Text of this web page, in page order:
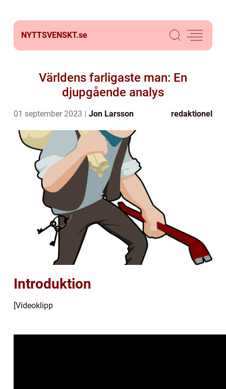
NYTTSVENSKT.se
Världens farligaste man: En
djupgående analys
01 september 2023 Jon Larsson redaktionel
Introduktion
[Videoklipp